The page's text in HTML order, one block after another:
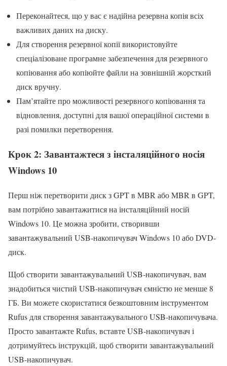
Переконайтеся, що у вас є надійна резервна копія всіх
важливих даних на диску.
Для створення резервної копії використовуйте
спеціалізоване програмне забезпечення для резервного
копіювання або копіюйте файли на зовнішній жорсткий
диск вручну.
Пам’ятайте про можливості резервного копіювання та
відновлення, доступні для вашої операційної системи в
разі помилки перетворення.
Крок 2: Завантажтеся з інсталяційного носія
Windows 10
Перш ніж перетворити диск з GPT в MBR або MBR в GPT,
вам потрібно завантажитися на інсталяційний носій
Windows 10. Це можна зробити, створивши
завантажувальний USB-накопичувач Windows 10 або DVD-
диск.
Щоб створити завантажувальний USB-накопичувач, вам
знадобиться чистий USB-накопичувач ємністю не менше 8
ГБ. Ви можете скористатися безкоштовним інструментом
Rufus для створення завантажувального USB-накопичувача.
Просто завантажте Rufus, вставте USB-накопичувач і
дотримуйтесь інструкцій, щоб створити завантажувальний
USB-накопичувач.